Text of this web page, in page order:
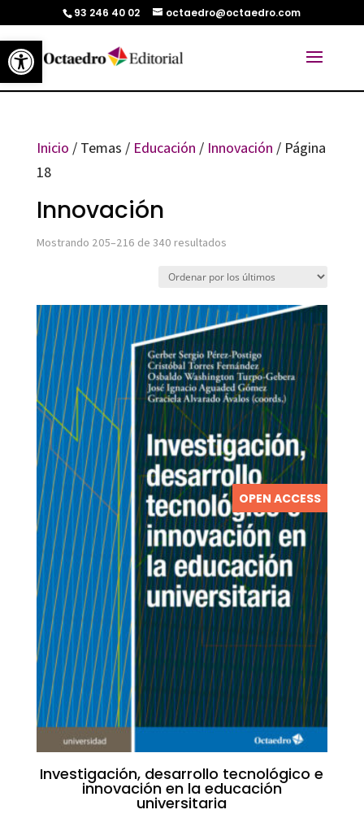
Abrir barra de herramientas
93 246 40 02 octaedro@octaedro.com
Inicio / Temas / Educación / Innovación / Página
18
Innovación
Mostrando 205–216 de 340 resultadosOrdenado
últimos
OPEN ACCESS
Investigación, desarrollo tecnológico e
innovación en la educación
universitaria